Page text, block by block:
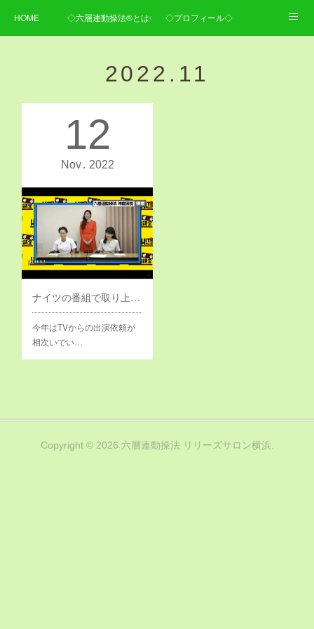
HOME ◇六層連動操法®とは◇ ◇プロフィール◇
2022 . 11
12
Nov 2022
ナイツの番組で取り上げていただきました
今年はTVからの出演依頼が
相次いでい…
Copyright © 2026 六層連動操法 リリーズサロン横浜.